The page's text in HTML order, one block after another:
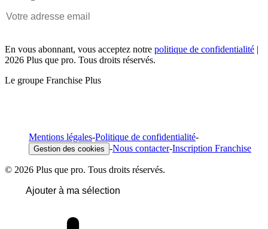
En vous abonnant, vous acceptez notre politique de confidentialité |
2026 Plus que pro. Tous droits réservés.
Le groupe Franchise Plus
Mentions légales-Politique de confidentialité-
Gestion des cookies -Nous contacter-Inscription Franchise
© 2026 Plus que pro. Tous droits réservés.
Ajouter à ma sélection